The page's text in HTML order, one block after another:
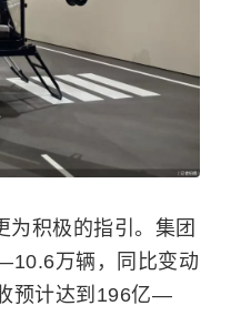
为积极的指引。集团
万辆，同比变动
预计达到196亿—